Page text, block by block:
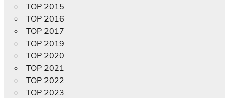
TOP 2015
TOP 2016
TOP 2017
TOP 2019
TOP 2020
TOP 2021
TOP 2022
TOP 2023